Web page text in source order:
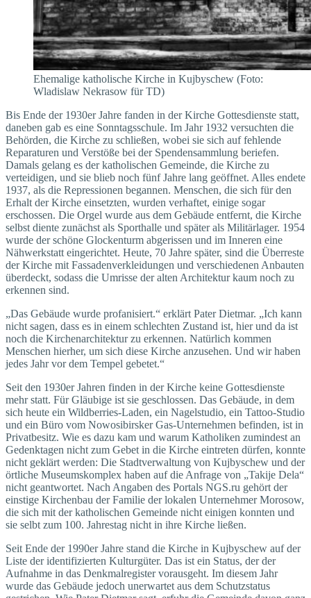
Ehemalige katholische Kirche in Kujbyschew (Foto:
Wladislaw Nekrasow für TD)
Bis Ende der 1930er Jahre fanden in der Kirche Gottesdienste statt,
daneben gab es eine Sonntagsschule. Im Jahr 1932 versuchten die
Behörden, die Kirche zu schließen, wobei sie sich auf fehlende
Reparaturen und Verstöße bei der Spendensammlung beriefen.
Damals gelang es der katholischen Gemeinde, die Kirche zu
verteidigen, und sie blieb noch fünf Jahre lang geöffnet. Alles endete
1937, als die Repressionen begannen. Menschen, die sich für den
Erhalt der Kirche einsetzten, wurden verhaftet, einige sogar
erschossen. Die Orgel wurde aus dem Gebäude entfernt, die Kirche
selbst diente zunächst als Sporthalle und später als Militärlager. 1954
wurde der schöne Glockenturm abgerissen und im Inneren eine
Nähwerkstatt eingerichtet. Heute, 70 Jahre später, sind die Überreste
der Kirche mit Fassadenverkleidungen und verschiedenen Anbauten
überdeckt, sodass die Umrisse der alten Architektur kaum noch zu
erkennen sind.
„Das Gebäude wurde profanisiert.“ erklärt Pater Dietmar. „Ich kann
nicht sagen, dass es in einem schlechten Zustand ist, hier und da ist
noch die Kirchenarchitektur zu erkennen. Natürlich kommen
Menschen hierher, um sich diese Kirche anzusehen. Und wir haben
jedes Jahr vor dem Tempel gebetet.“
Seit den 1930er Jahren finden in der Kirche keine Gottesdienste
mehr statt. Für Gläubige ist sie geschlossen. Das Gebäude, in dem
sich heute ein Wildberries-Laden, ein Nagelstudio, ein Tattoo-Studio
und ein Büro vom Nowosibirsker Gas-Unternehmen befinden, ist in
Privatbesitz. Wie es dazu kam und warum Katholiken zumindest an
Gedenktagen nicht zum Gebet in die Kirche eintreten dürfen, konnte
nicht geklärt werden: Die Stadtverwaltung von Kujbyschew und der
örtliche Museumskomplex haben auf die Anfrage von „Takije Dela“
nicht geantwortet. Nach Angaben des Portals NGS.ru gehört der
einstige Kirchenbau der Familie der lokalen Unternehmer Morosow,
die sich mit der katholischen Gemeinde nicht einigen konnten und
sie selbt zum 100. Jahrestag nicht in ihre Kirche ließen.
Seit Ende der 1990er Jahre stand die Kirche in Kujbyschew auf der
Liste der identifizierten Kulturgüter. Das ist ein Status, der der
Aufnahme in das Denkmalregister vorausgeht. Im diesem Jahr
wurde das Gebäude jedoch unerwartet aus dem Schutzstatus